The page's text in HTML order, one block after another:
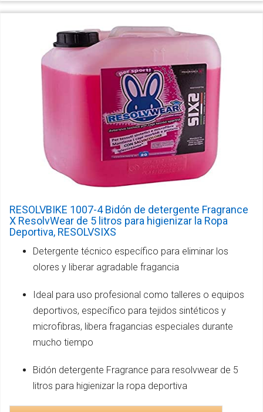
RESOLVBIKE 1007-4 Bidón de detergente Fragrance
X ResolvWear de 5 litros para higienizar la Ropa
Deportiva, RESOLVSIXS
Detergente técnico específico para eliminar los
olores y liberar agradable fragancia
Ideal para uso profesional como talleres o equipos
deportivos, específico para tejidos sintéticos y
microfibras, libera fragancias especiales durante
mucho tiempo
Bidón detergente Fragrance para resolvwear de 5
litros para higienizar la ropa deportiva